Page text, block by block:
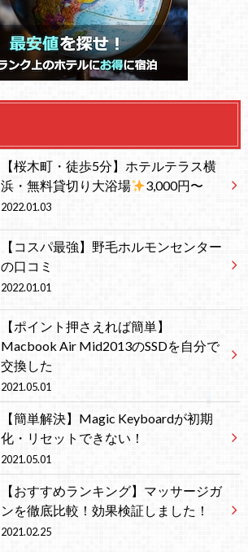
【桜木町・徒歩5分】ホテルテラス横
浜・無料貸切り大浴場
3,000円〜
2022.01.03
【コスパ最強】野毛ホルモンセンター
の口コミ
2022.01.01
【ポイント押さえれば簡単】
Macbook Air Mid2013のSSDを自分で
交換した
2021.05.01
【簡単解決】Magic Keyboardが初期
化・リセットできない！
2021.05.01
【おすすめランキング】マッサージガ
ンを徹底比較！効果検証しました！
2021.02.25